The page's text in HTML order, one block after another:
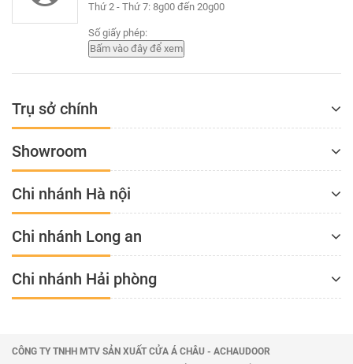
Vách ngăn nhôm kính cho phòng ngủ màu đen
Thứ 2 - Thứ 7: 8g00 đến 20g00
Số giấy phép:
Trụ sở chính
Showroom
Chi nhánh Hà nội
Chi nhánh Long an
Chi nhánh Hải phòng
CÔNG TY TNHH MTV SẢN XUẤT CỬA Á CHÂU - ACHAUDOOR